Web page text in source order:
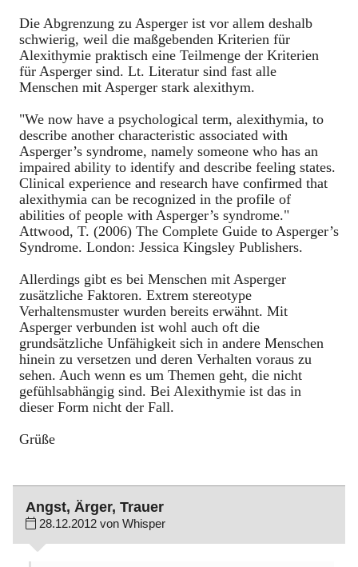
Die Abgrenzung zu Asperger ist vor allem deshalb
schwierig, weil die maßgebenden Kriterien für
Alexithymie praktisch eine Teilmenge der Kriterien
für Asperger sind. Lt. Literatur sind fast alle
Menschen mit Asperger stark alexithym.
"We now have a psychological term, alexithymia, to
describe another characteristic associated with
Asperger’s syndrome, namely someone who has an
impaired ability to identify and describe feeling states.
Clinical experience and research have confirmed that
alexithymia can be recognized in the profile of
abilities of people with Asperger’s syndrome."
Attwood, T. (2006) The Complete Guide to Asperger’s
Syndrome. London: Jessica Kingsley Publishers.
Allerdings gibt es bei Menschen mit Asperger
zusätzliche Faktoren. Extrem stereotype
Verhaltensmuster wurden bereits erwähnt. Mit
Asperger verbunden ist wohl auch oft die
grundsätzliche Unfähigkeit sich in andere Menschen
hinein zu versetzen und deren Verhalten voraus zu
sehen. Auch wenn es um Themen geht, die nicht
gefühlsabhängig sind. Bei Alexithymie ist das in
dieser Form nicht der Fall.
Grüße
Angst, Ärger, Trauer
28.12.2012 von Whisper